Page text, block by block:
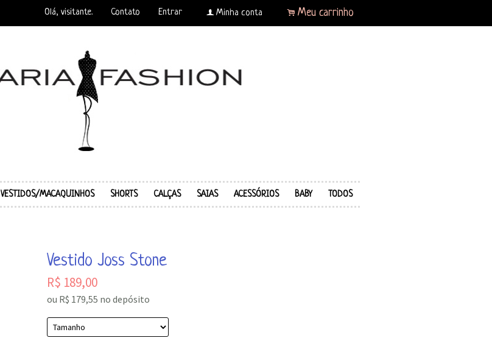
Olá, visitante. Contato Entrar f Minha conta . Meu carrinho
VESTIDOS/MACAQUINHOS SHORTS CALÇAS SAIAS ACESSÓRIOS BABY TODOS
Vestido Joss Stone
R$ 189,00
ou R$ 179,55 no depósito